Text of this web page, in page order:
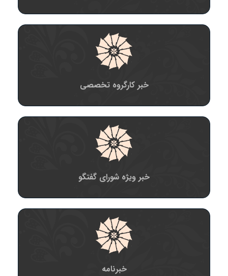
خبر کارگروه تخصصی
خبر ویژه شورای گفتگو
خبرنامه